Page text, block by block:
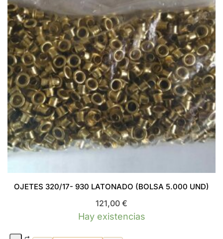
OJETES 320/17- 930 LATONADO (BOLSA 5.000 UND)
121,00 €
Hay existencias